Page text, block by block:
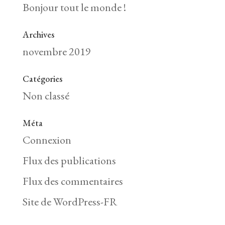
Bonjour tout le monde !
Archives
novembre 2019
Catégories
Non classé
Méta
Connexion
Flux des publications
Flux des commentaires
Site de WordPress-FR